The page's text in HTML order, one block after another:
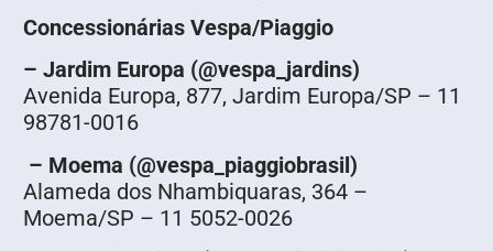
Concessionárias Vespa/Piaggio
– Jardim Europa (@vespa_jardins)
Avenida Europa, 877, Jardim Europa/SP – 11
98781-0016
– Moema (@vespa_piaggiobrasil)
Alameda dos Nhambiquaras, 364 –
Moema/SP – 11 5052-0026